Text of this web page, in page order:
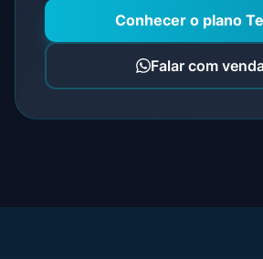
Conhecer o plano
Falar com